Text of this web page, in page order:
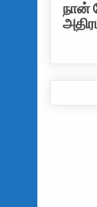
நான்